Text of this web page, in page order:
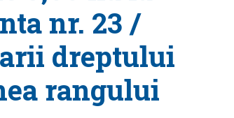
nr. 23 /
dreptului
rangului